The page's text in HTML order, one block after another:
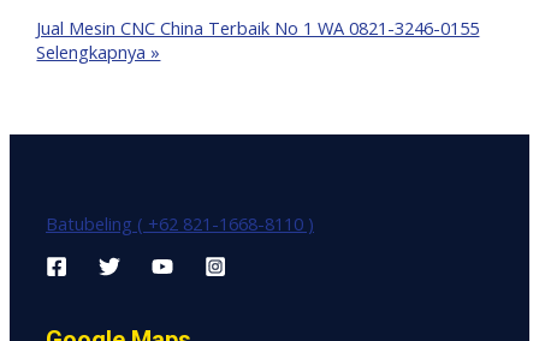
Jual Mesin CNC China Terbaik No 1 WA 0821-3246-0155
Selengkapnya »
Batubeling ( +62 821-1668-8110 )